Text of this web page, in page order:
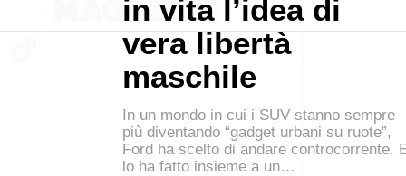
in vita l’idea di
vera libertà
maschile
In un mondo in cui i SUV stanno sempre
più diventando “gadget urbani su ruote”,
Ford ha scelto di andare controcorrente.
lo ha fatto insieme a un…